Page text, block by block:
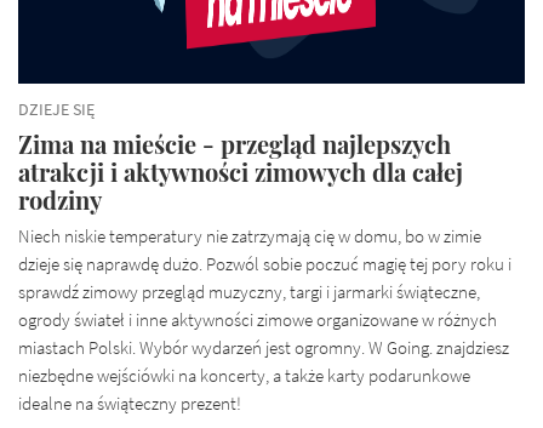
DZIEJE SIĘ
Zima na mieście - przegląd najlepszych
atrakcji i aktywności zimowych dla całej
rodziny
Niech niskie temperatury nie zatrzymają cię w domu, bo w zimie
dzieje się naprawdę dużo. Pozwól sobie poczuć magię tej pory roku i
sprawdź zimowy przegląd muzyczny, targi i jarmarki świąteczne,
ogrody świateł i inne aktywności zimowe organizowane w różnych
miastach Polski. Wybór wydarzeń jest ogromny. W Going. znajdziesz
niezbędne wejściówki na koncerty, a także karty podarunkowe
idealne na świąteczny prezent!